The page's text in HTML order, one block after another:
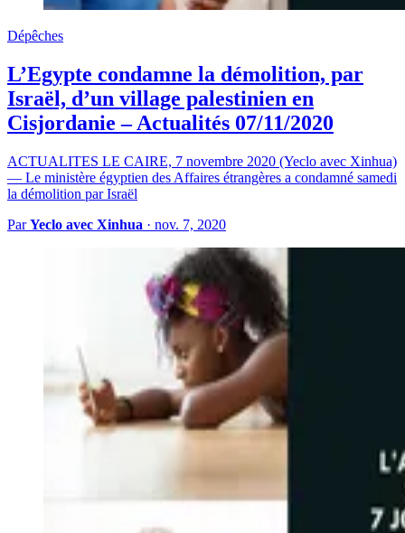
Dépêches
L’Egypte condamne la démolition, par
Israël, d’un village palestinien en
Cisjordanie – Actualités 07/11/2020
ACTUALITES LE CAIRE, 7 novembre 2020 (Yeclo avec Xinhua)
— Le ministère égyptien des Affaires étrangères a condamné samedi
la démolition par Israël
ParYeclo avec Xinhua · nov. 7, 2020